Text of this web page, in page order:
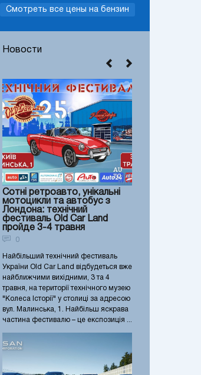
Смотреть все цены на бензин
Новости
Сотні ретроавто, унікальні
мотоцикли та автобус з
Лондона: технічний
фестиваль Old Car Land
пройде 3-4 травня
0
Найбільший технічний фестиваль
України Old Car Land відбудеться вже
найближчими вихідними, 3 та 4
травня, на території технічного музею
"Колеса Історії" у столиці за адресою
вул. Малинська, 1. Найбільш яскрава
частина фестивалю – це експозиція ...